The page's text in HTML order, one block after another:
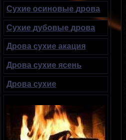
Сухие осиновые дрова
Сухие дубовые дрова
Дрова сухие акация
Дрова сухие ясень
Дрова сухие